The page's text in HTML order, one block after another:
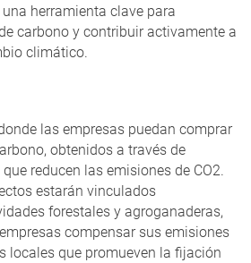
herramienta clave para
carbono y contribuir activamente a
climático.
las empresas puedan comprar
obtenidos a través de
reducen las emisiones de CO2.
estarán vinculados
forestales y agroganaderas,
compensar sus emisiones
locales que promueven la fijación